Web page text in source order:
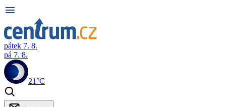
pátek 7. 8.
pá 7. 8.
21°C